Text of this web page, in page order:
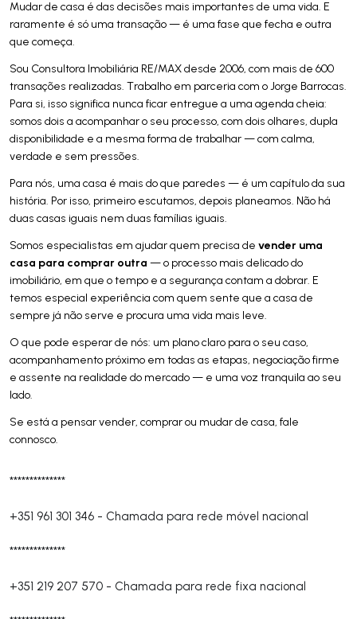
Mudar de casa é das decisões mais importantes de uma vida. E
raramente é só uma transação — é uma fase que fecha e outra
que começa.
Sou Consultora Imobiliária RE/MAX desde 2006, com mais de 600
transações realizadas. Trabalho em parceria com o Jorge Barrocas.
Para si, isso significa nunca ficar entregue a uma agenda cheia:
somos dois a acompanhar o seu processo, com dois olhares, dupla
disponibilidade e a mesma forma de trabalhar — com calma,
verdade e sem pressões.
Para nós, uma casa é mais do que paredes — é um capítulo da sua
história. Por isso, primeiro escutamos, depois planeamos. Não há
duas casas iguais nem duas famílias iguais.
Somos especialistas em ajudar quem precisa de vender uma
casa para comprar outra — o processo mais delicado do
imobiliário, em que o tempo e a segurança contam a dobrar. E
temos especial experiência com quem sente que a casa de
sempre já não serve e procura uma vida mais leve.
O que pode esperar de nós: um plano claro para o seu caso,
acompanhamento próximo em todas as etapas, negociação firme
e assente na realidade do mercado — e uma voz tranquila ao seu
lado.
Se está a pensar vender, comprar ou mudar de casa, fale
connosco.
**************
+351 961 301 346 - Chamada para rede móvel nacional
**************
+351 219 207 570 - Chamada para rede fixa nacional